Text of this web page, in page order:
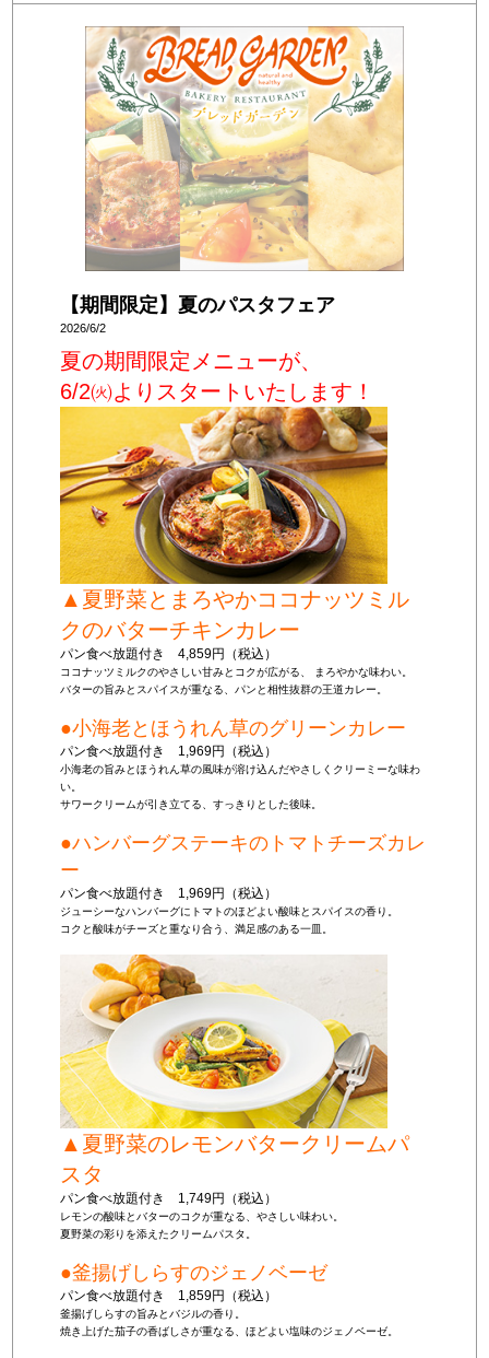
【期間限定】夏のパスタフェア
2026/6/2
夏の期間限定メニューが、
6/2㈫よりスタートいたします！
▲夏野菜とまろやかココナッツミル
クのバターチキンカレー
パン食べ放題付き 4,859円（税込）
ココナッツミルクのやさしい甘みとコクが広がる、 まろやかな味わい。
バターの旨みとスパイスが重なる、パンと相性抜群の王道カレー。
●小海老とほうれん草のグリーンカレー
パン食べ放題付き 1,969円（税込）
小海老の旨みとほうれん草の風味が溶け込んだやさしくクリーミーな味わ
い。
サワークリームが引き立てる、すっきりとした後味。
●ハンバーグステーキのトマトチーズカレ
ー
パン食べ放題付き 1,969円（税込）
ジューシーなハンバーグにトマトのほどよい酸味とスパイスの香り。
コクと酸味がチーズと重なり合う、満足感のある一皿。
▲夏野菜のレモンバタークリームパ
スタ
パン食べ放題付き 1,749円（税込）
レモンの酸味とバターのコクが重なる、やさしい味わい。
夏野菜の彩りを添えたクリームパスタ。
●釜揚げしらすのジェノベーゼ
パン食べ放題付き 1,859円（税込）
釜揚げしらすの旨みとバジルの香り。
焼き上げた茄子の香ばしさが重なる、ほどよい塩味のジェノベーゼ。